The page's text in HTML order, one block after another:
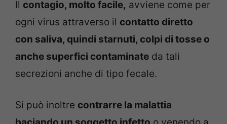
Il contagio, molto facile, avviene come per
ogni virus attraverso il contatto diretto
con saliva, quindi starnuti, colpi di tosse o
anche superfici contaminate da tali
secrezioni anche di tipo fecale.
Si può inoltre contrarre la malattia